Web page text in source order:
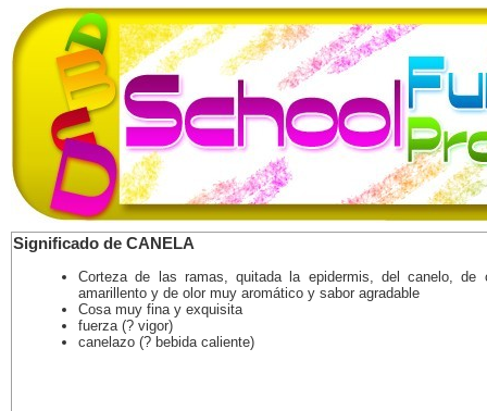
Significado de CANELA
Corteza de las ramas, quitada la epidermis, del canelo, de
amarillento y de olor muy aromático y sabor agradable
Cosa muy fina y exquisita
fuerza (? vigor)
canelazo (? bebida caliente)